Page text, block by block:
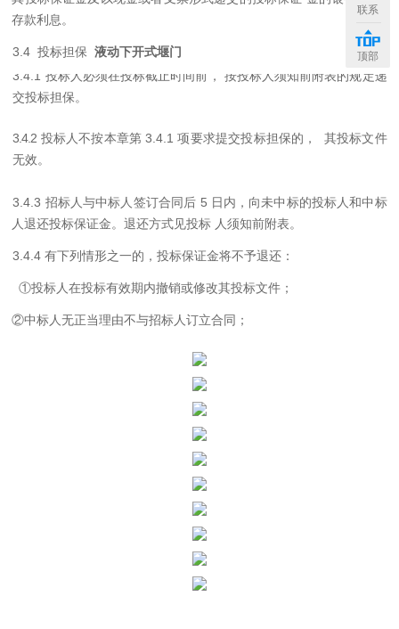
存款利息。
3 .4 投标担保液动下开式堰门
3.4.1 投标人必须在投标截止时间前，
按投标人须知前附表的规定递
交投标担保。
3.4.2 投标人不按本章第 3.4.1 项要求提交投标担保的， 其投标文件
无效。
3.4.3 招标人与中标人签订合同 后 5 日内，向未中标的投标人和中标
人退还投标保证金。退还方式见投标 人须知前附表。
3.4.4 有下列情形之一的，投标保证金将不予退还：
①投标人在投标有效期内撤销或修改其投标文件；
②中标人无正当理由不与招标人订立合同；
联系
顶部